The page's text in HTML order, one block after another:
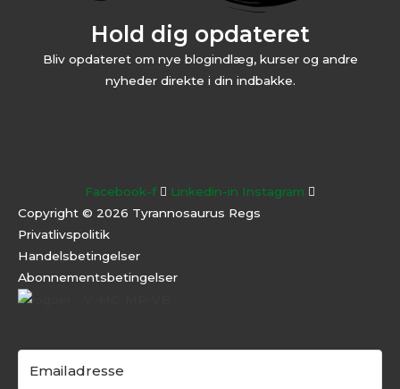
Hold dig opdateret
Bliv opdateret om nye blogindlæg, kurser og andre
nyheder direkte i din indbakke.
Facebook-f Linkedin-in Instagram
Copyright © 2026 Tyrannosaurus Regs
Privatlivspolitik
Handelsbetingelser
Abonnementsbetingelser